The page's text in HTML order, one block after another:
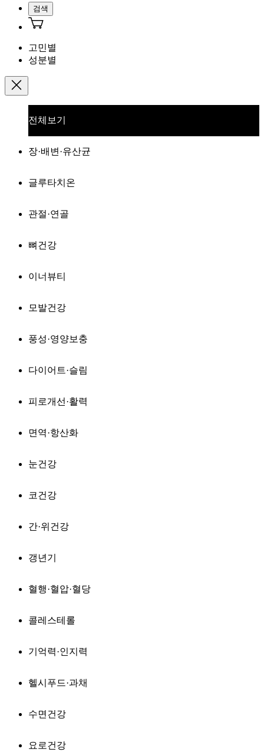
검색
고민별
성분별
전체보기
장·배변·유산균
글루타치온
관절·연골
뼈건강
이너뷰티
모발건강
풍성·영양보충
다이어트·슬림
피로개선·활력
면역·항산화
눈건강
코건강
간·위건강
갱년기
혈행·혈압·혈당
콜레스테롤
기억력·인지력
헬시푸드·과채
수면건강
요로건강